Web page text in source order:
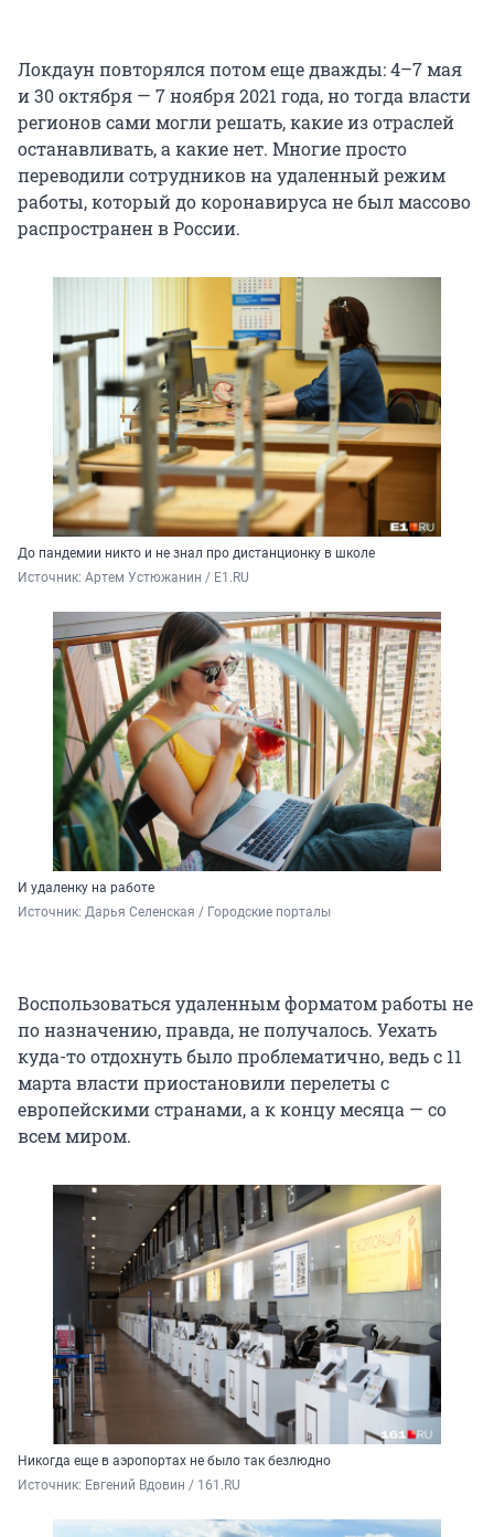
Локдаун повторялся потом еще дважды: 4–7 мая
и 30 октября — 7 ноября 2021 года, но тогда власти
регионов сами могли решать, какие из отраслей
останавливать, а какие нет. Многие просто
переводили сотрудников на удаленный режим
работы, который до коронавируса не был массово
распространен в России.
До пандемии никто и не знал про дистанционку в школе
Источник: Артем Устюжанин / E1.RU
И удаленку на работе
Источник: Дарья Селенская / Городские порталы
Воспользоваться удаленным форматом работы не
по назначению, правда, не получалось. Уехать
куда-то отдохнуть было проблематично, ведь с 11
марта власти приостановили перелеты с
европейскими странами, а к концу месяца — со
всем миром.
Никогда еще в аэропортах не было так безлюдно
Источник: Евгений Вдовин / 161.RU